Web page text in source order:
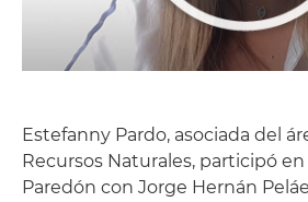
Estefanny Pardo, asociada del
Recursos Naturales, participó en
Paredón con Jorge Hernán